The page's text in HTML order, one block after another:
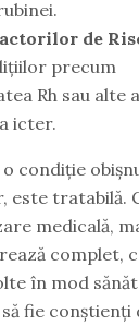
de
precum
Rh sau alte
icter.
condiție
este tratabilă.
medicală,
complet,
în mod
fie conștienți